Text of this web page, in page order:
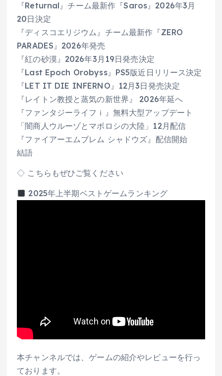
『Returnal』チーム最新作『Saros』2026年3月
20日決定
『ディスコエリジウム』チーム最新作『ZERO
PARADES』2026年発売
『紅の砂漠』2026年3月19日発売決定
『Last Epoch Orobyss』PS5版近日リリース決定
『LET IT DIE INFERNO』12月3日発売決定
『レイトン教授と蒸気の新世界』 2026年延へ
『ファンタジーライフｉ』無料大型アップデート
「闇商人ウルーゾとマボロシの大陸」12月配信
『ファイアーエムブレム シャドウズ』配信開始
結語
◇ こちらもぜひご覧ください
2025年上半期ベストゲームランキング
本チャンネルでは、ゲームの紹介やレビューを行っ
ております。